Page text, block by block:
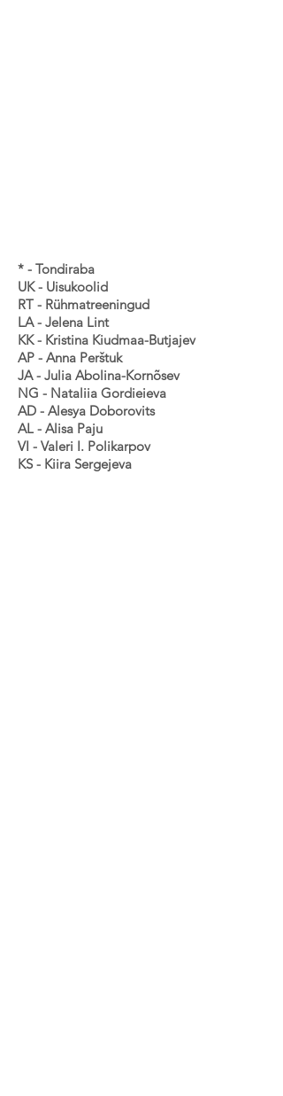
* - Tondiraba
UK - Uisukoolid
RT - Rühmatreeningud
LA - Jelena Lint
KK - Kristina Kiudmaa-Butjajev
AP - Anna Perštuk
JA - Julia Abolina-Kornõsev
NG - Nataliia Gordieieva
AD - Alesya Doborovits
AL - Alisa Paju
VI - Valeri I. Polikarpov
KS - Kiira Sergejeva